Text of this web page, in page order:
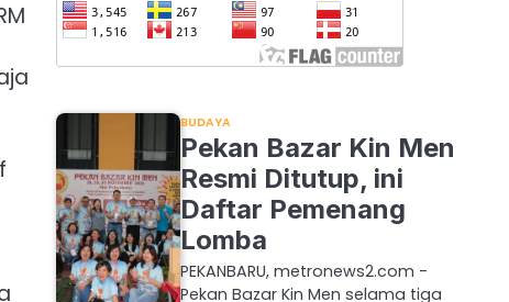
BUDAYA
Pekan Bazar Kin Men
Resmi Ditutup, ini
Daftar Pemenang
Lomba
PEKANBARU, metronews2.com -
Pekan Bazar Kin Men selama tiga